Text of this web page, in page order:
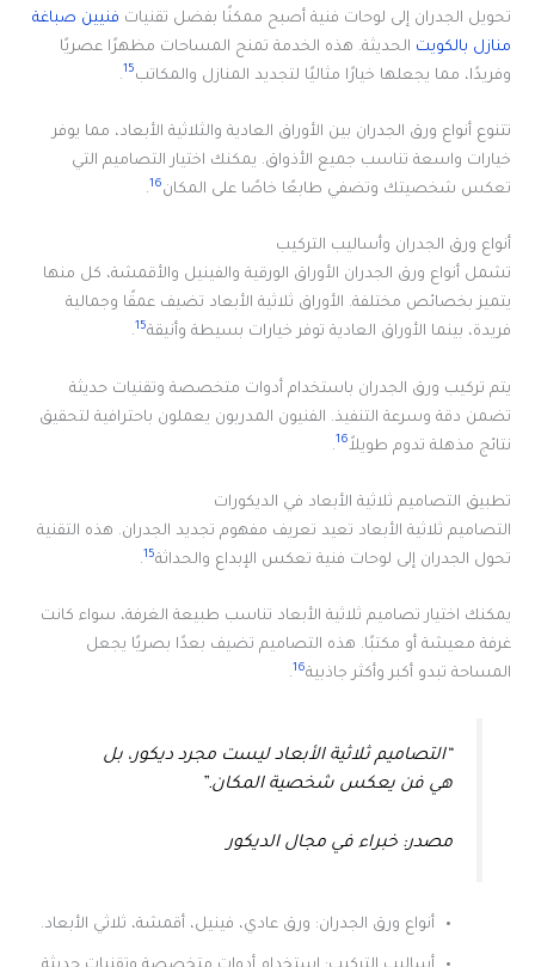
تحويل الجدران إلى لوحات فنية أصبح ممكنًا بفضل تقنيات فنيين صباغة
منازل بالكويت الحديثة. هذه الخدمة تمنح المساحات مظهرًا عصريًا
وفريدًا، مما يجعلها خيارًا مثاليًا لتجديد المنازل والمكاتب15
.
تتنوع أنواع ورق الجدران بين الأوراق العادية والثلاثية الأبعاد، مما يوفر
خيارات واسعة تناسب جميع الأذواق. يمكنك اختيار التصاميم التي
تعكس شخصيتك وتضفي طابعًا خاصًا على المكان16
.
أنواع ورق الجدران وأساليب التركيب
تشمل أنواع ورق الجدران الأوراق الورقية والفينيل والأقمشة، كل منها
يتميز بخصائص مختلفة. الأوراق ثلاثية الأبعاد تضيف عمقًا وجمالية
فريدة، بينما الأوراق العادية توفر خيارات بسيطة وأنيقة15
.
يتم تركيب ورق الجدران باستخدام أدوات متخصصة وتقنيات حديثة
تضمن دقة وسرعة التنفيذ. الفنيون المدربون يعملون باحترافية لتحقيق
نتائج مذهلة تدوم طويلاً16
.
تطبيق التصاميم ثلاثية الأبعاد في الديكورات
التصاميم ثلاثية الأبعاد تعيد تعريف مفهوم تجديد الجدران. هذه التقنية
تحول الجدران إلى لوحات فنية تعكس الإبداع والحداثة15
.
يمكنك اختيار تصاميم ثلاثية الأبعاد تناسب طبيعة الغرفة، سواء كانت
غرفة معيشة أو مكتبًا. هذه التصاميم تضيف بعدًا بصريًا يجعل
المساحة تبدو أكبر وأكثر جاذبية16
.
“التصاميم ثلاثية الأبعاد ليست مجرد ديكور، بل
هي فن يعكس شخصية المكان.”
مصدر: خبراء في مجال الديكور
أنواع ورق الجدران: ورق عادي، فينيل، أقمشة، ثلاثي الأبعاد.